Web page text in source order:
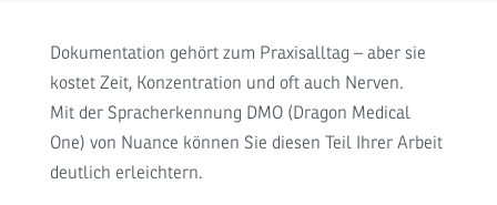
Dokumentation gehört zum Praxisalltag – aber sie
kostet Zeit, Konzentration und oft auch Nerven.
Mit der Spracherkennung DMO (Dragon Medical
One) von Nuance können Sie diesen Teil Ihrer Arbeit
deutlich erleichtern.